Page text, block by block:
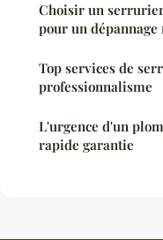
Choisir un
pour un dépannage
Top services de
professionnalisme
L'urgence d'un
rapide garantie